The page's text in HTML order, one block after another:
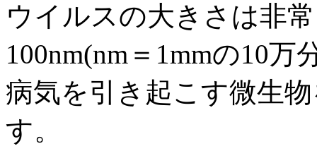
ウイルスの大きさは非
100nm(nm ＝ 1mmの10万
病気を引き起こす微生
す。